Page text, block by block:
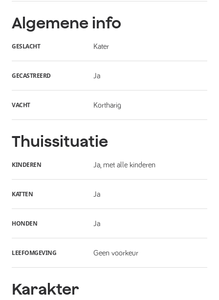
Algemene info
GESLACHT Kater
GECASTREERD Ja
VACHT Kortharig
Thuissituatie
KINDEREN Ja, met alle kinderen
KATTEN Ja
HONDEN Ja
LEEFOMGEVING Geen voorkeur
Karakter